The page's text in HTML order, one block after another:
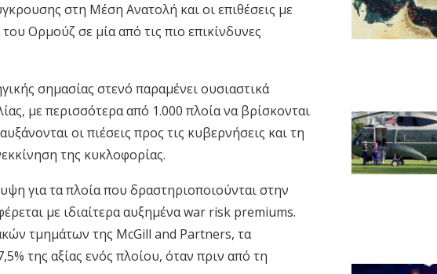
στη Μέση Ανατολή και οι επιθέσεις με
Ορμούζ σε μία από τις πιο επικίνδυνες
σημασίας στενό παραμένει ουσιαστικά
με περισσότερα από 1.000 πλοία να βρίσκονται
οι πιέσεις προς τις κυβερνήσεις και τη
της κυκλοφορίας.
για τα πλοία που δραστηριοποιούνται στην
με ιδιαίτερα αυξημένα war risk premiums.
τμημάτων της McGill and Partners, τα
της αξίας ενός πλοίου, όταν πριν από τη